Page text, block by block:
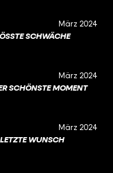
März 2024
SCHWÄCHE
März 2024
SCHÖNSTE MOMENT
März 2024
WUNSCH